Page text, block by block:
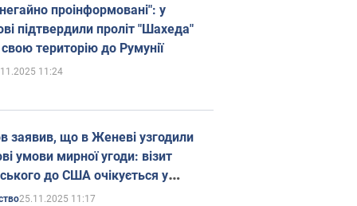
проінформовані": у
підтвердили проліт "Шахеда"
територію до Румунії
11:24
заявив, що в Женеві узгодили
умови мирної угоди: візит
до США очікується у
25.11.2025 11:17